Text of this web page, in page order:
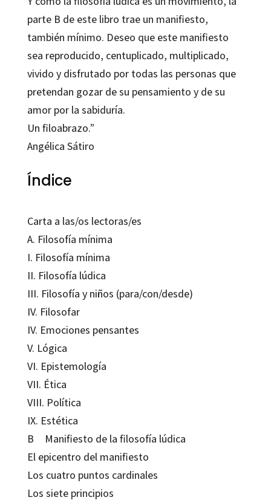
parte B de este libro trae un manifiesto,
también mínimo. Deseo que este manifiesto
sea reproducido, centuplicado, multiplicado,
vivido y disfrutado por todas las personas que
pretendan gozar de su pensamiento y de su
amor por la sabiduría.
Un filoabrazo.”
Angélica Sátiro
Índice
Carta a las/os lectoras/es
A. Filosofía mínima
I. Filosofía mínima
II. Filosofía lúdica
III. Filosofía y niños (para/con/desde)
IV. Filosofar
IV. Emociones pensantes
V. Lógica
VI. Epistemología
VII. Ética
VIII. Política
IX. Estética
B Manifiesto de la filosofía lúdica
El epicentro del manifiesto
Los cuatro puntos cardinales
Los siete principios